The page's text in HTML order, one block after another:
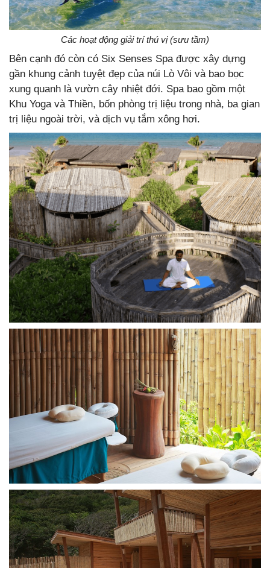
Các hoạt động giải trí thú vị (sưu tầm)
Bên cạnh đó còn có Six Senses Spa được xây dựng
gần khung cảnh tuyệt đẹp của núi Lò Vôi và bao bọc
xung quanh là vườn cây nhiệt đới. Spa bao gồm một
Khu Yoga và Thiền, bốn phòng trị liệu trong nhà, ba gian
trị liệu ngoài trời, và dịch vụ tắm xông hơi.